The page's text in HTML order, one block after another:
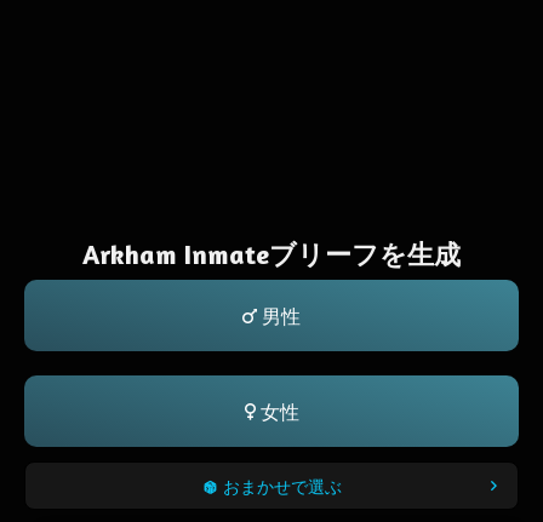
Arkham Inmateブリーフを生成
男性
女性
おまかせで選ぶ